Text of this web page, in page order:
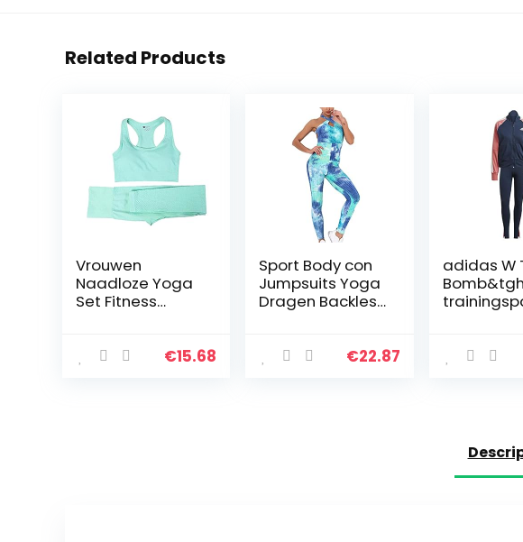
Related Products
Vrouwen
Naadloze Yoga
Set Fitness
Fitness Lange
€15.68
Sport Body con
Jumpsuits Yoga
Dragen Backless
Workout Set€22.87
adidas W